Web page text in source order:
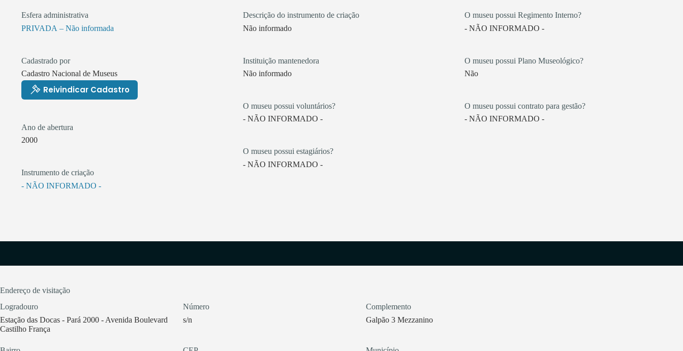
Esfera administrativa
PRIVADA – Não informada
Cadastrado por
Cadastro Nacional de Museus
Reivindicar Cadastro
Ano de abertura
2000
Instrumento de criação
- NÃO INFORMADO -
Descrição do instrumento de criação
Não informado
Instituição mantenedora
Não informado
O museu possui voluntários?
- NÃO INFORMADO -
O museu possui estagiários?
- NÃO INFORMADO -
O museu possui Regimento Interno?
- NÃO INFORMADO -
O museu possui Plano Museológico?
Não
O museu possui contrato para gestão?
- NÃO INFORMADO -
Endereço de visitação
Logradouro
Estação das Docas - Pará 2000 - Avenida Boulevard
Castilho França
Número
s/n
Complemento
Galpão 3 Mezzanino